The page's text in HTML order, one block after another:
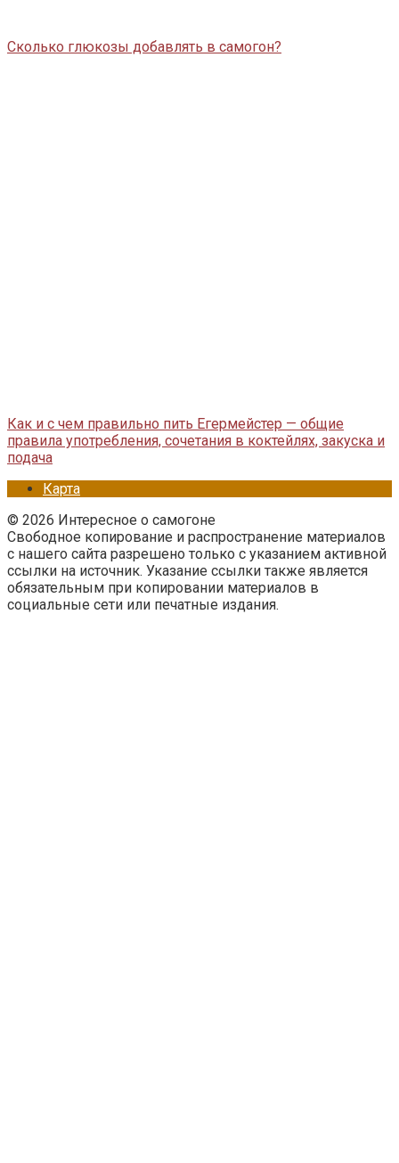
Сколько глюкозы добавлять в самогон?
Как и с чем правильно пить Егермейстер — общие
правила употребления, сочетания в коктейлях, закуска и
подача
Карта
© 2026 Интересное о самогоне
Свободное копирование и распространение материалов
с нашего сайта разрешено только с указанием активной
ссылки на источник. Указание ссылки также является
обязательным при копировании материалов в
социальные сети или печатные издания.